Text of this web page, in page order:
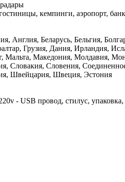
кемпинги, аэропорт,
Англия, Беларусь, Бельгия,
Грузия, Дания, Ирландия,
Мальта, Македония, Молдавия,
Словакия, Словения,
Швейцария, Швеция, Эстония
- USB провод, стилус,